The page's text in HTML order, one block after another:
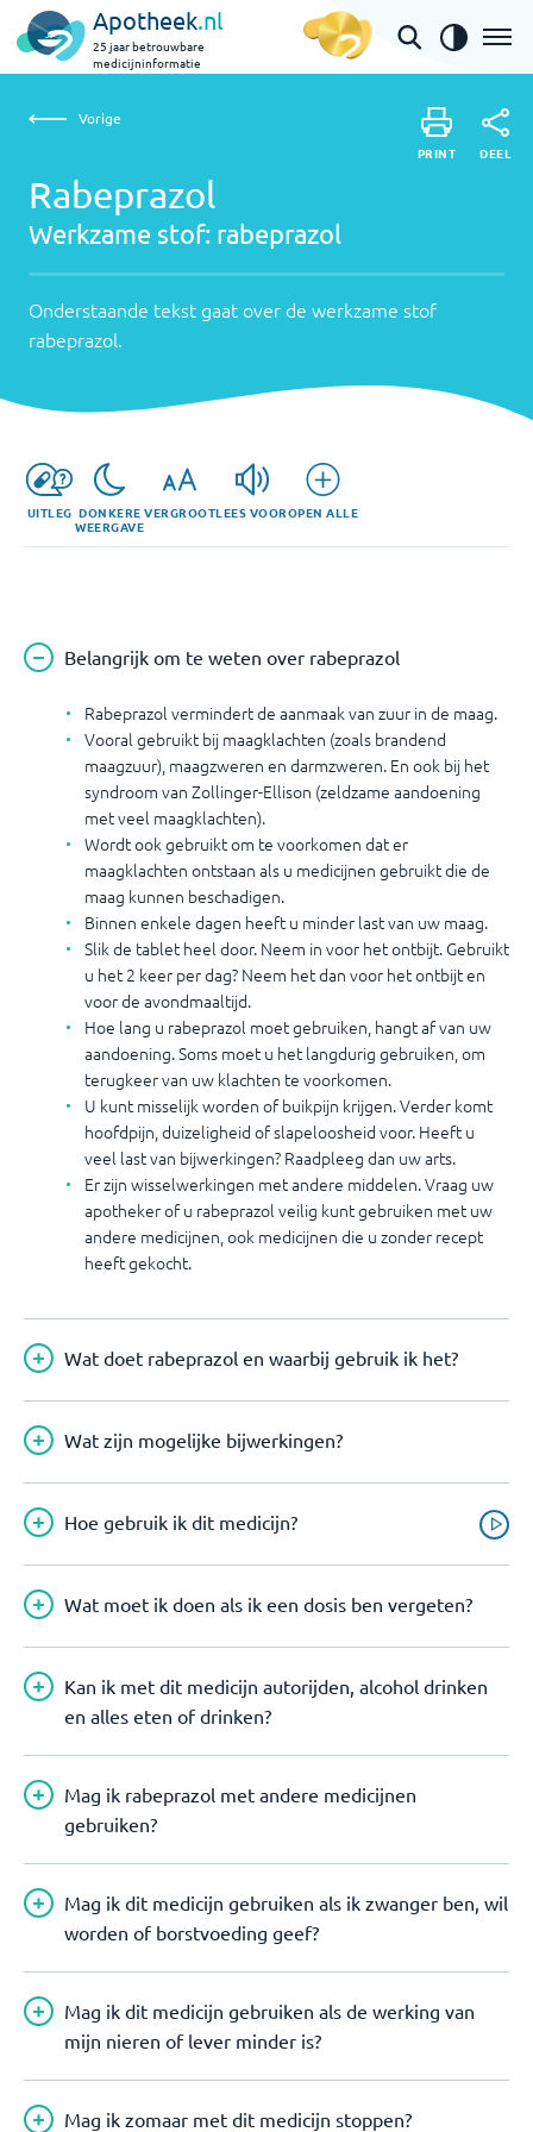
Apotheek.nl
25 jaar betrouwbare
medicijninformatie
Rabeprazol | rabeprazol
over
de
werkzame
Vorige
Rabeprazol
Werkzame stof: rabeprazol
Onderstaande tekst gaat over de werkzame stof
rabeprazol.
PRINT DEEL
UITLEG DONKERE
WEERGAVE
VERGROOTLEES VOOROPEN ALLE
Belangrijk om te weten over rabeprazol
Rabeprazol vermindert de aanmaak van zuur in de maag.
Vooral gebruikt bij maagklachten (zoals brandend
maagzuur), maagzweren en darmzweren. En ook bij het
syndroom van Zollinger-Ellison (zeldzame aandoening
met veel maagklachten).
Wordt ook gebruikt om te voorkomen dat er
maagklachten ontstaan als u medicijnen gebruikt die de
maag kunnen beschadigen.
Binnen enkele dagen heeft u minder last van uw maag.
Slik de tablet heel door. Neem in voor het ontbijt. Gebruikt
u het 2 keer per dag? Neem het dan voor het ontbijt en
voor de avondmaaltijd.
Hoe lang u rabeprazol moet gebruiken, hangt af van uw
aandoening. Soms moet u het langdurig gebruiken, om
terugkeer van uw klachten te voorkomen.
U kunt misselijk worden of buikpijn krijgen. Verder komt
hoofdpijn, duizeligheid of slapeloosheid voor. Heeft u
veel last van bijwerkingen? Raadpleeg dan uw arts.
Er zijn wisselwerkingen met andere middelen. Vraag uw
apotheker of u rabeprazol veilig kunt gebruiken met uw
andere medicijnen, ook medicijnen die u zonder recept
heeft gekocht.
Wat doet rabeprazol en waarbij gebruik ik het?
Wat zijn mogelijke bijwerkingen?
Hoe gebruik ik dit medicijn?
Wat moet ik doen als ik een dosis ben vergeten?
Kan ik met dit medicijn autorijden, alcohol drinken
en alles eten of drinken?
Mag ik rabeprazol met andere medicijnen
gebruiken?
Mag ik dit medicijn gebruiken als ik zwanger ben, wil
worden of borstvoeding geef?
Mag ik dit medicijn gebruiken als de werking van
mijn nieren of lever minder is?
Mag ik zomaar met dit medicijn stoppen?